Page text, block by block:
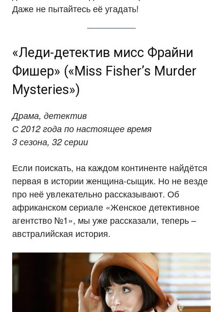
Даже не пытайтесь её угадать!
«Леди-детектив мисс Фрайни
Фишер» («Miss Fisher’s Murder
Mysteries»)
Драма, детектив
С 2012 года по настоящее время
3 сезона, 32 серии
Если поискать, на каждом континенте найдётся
первая в истории женщина-сыщик. Но не везде
про неё увлекательно рассказывают. Об
африканском сериале «Женское детективное
агентство №1», мы уже рассказали, теперь –
австралийская история.